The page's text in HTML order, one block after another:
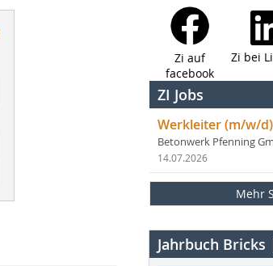
Zi auf
facebook
Zi bei
ZI Jobs
Werkleiter (m/w/d)
Betonwerk Pfenning
14.07.2026
Mehr
Jahrbuch Bricks